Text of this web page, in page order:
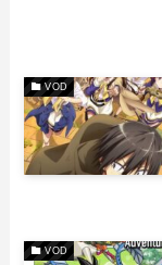
VOD
VOD